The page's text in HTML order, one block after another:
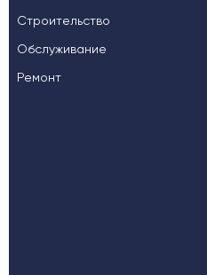
Строительство
Обслуживание
Ремонт